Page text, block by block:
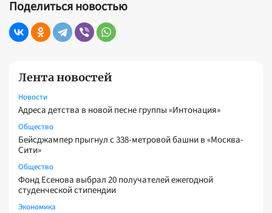
Лента новостей
Новости
Адреса детства в новой песне группы «Интонация»
Общество
Бейсджампер прыгнул с 338-метровой башни в «Москва-
Сити»
Общество
Фонд Есенова выбрал 20 получателей ежегодной
студенческой стипендии
Экономика
Поделиться новостью